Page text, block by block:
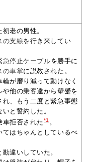
老の男性。
の支線を行き来してい
急停止ケーブルを勝手に
の車掌に説教された。
が磨り減って動けなく
や他の乗客達から顰蹙を
れ、もう二度と緊急事態
と誓約した。
車拒否された*1 。
てはちゃんとしているべ
勘違いしていた。